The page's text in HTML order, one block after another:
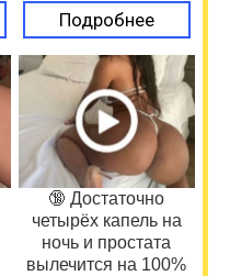
Подробнее
🔞 Достаточно
четырёх капель на
ночь и простата
вылечится на 100%